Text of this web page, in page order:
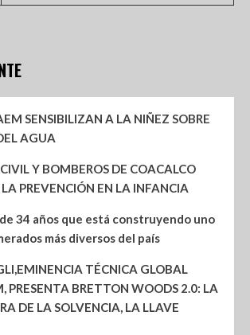
SENSIBILIZAN A LA NIÑEZ SOBRE
AGUA
Y BOMBEROS DE COACALCO
PREVENCIÓN EN LA INFANCIA
34 años que está construyendo uno
más diversos del país
TÉCNICA GLOBAL
PRESENTA BRETTON WOODS 2.0: LA
DE LA SOLVENCIA, LA LLAVE